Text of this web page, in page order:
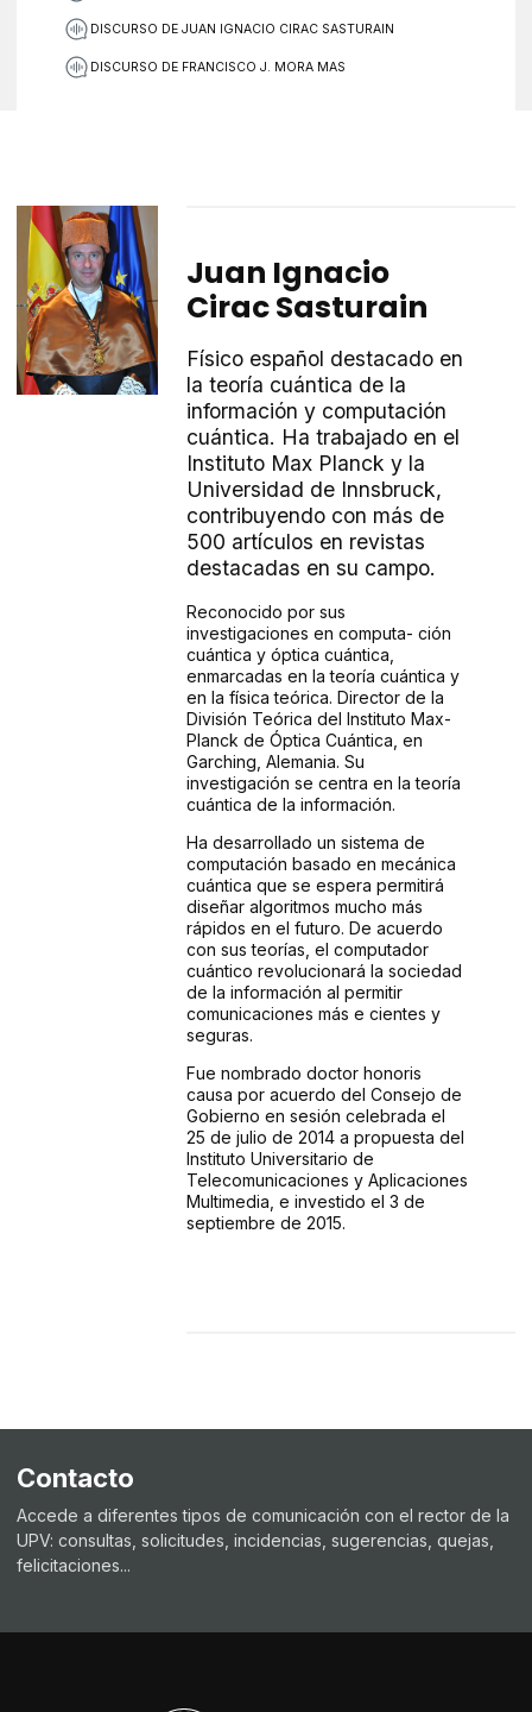
DISCURSO DE JUAN IGNACIO CIRAC SASTURAIN
DISCURSO DE FRANCISCO J. MORA MAS
Juan Ignacio
Cirac Sasturain
Físico español destacado en
la teoría cuántica de la
información y computación
cuántica. Ha trabajado en el
Instituto Max Planck y la
Universidad de Innsbruck,
contribuyendo con más de
500 artículos en revistas
destacadas en su campo.
Reconocido por sus
investigaciones en computa- ción
cuántica y óptica cuántica,
enmarcadas en la teoría cuántica y
en la física teórica. Director de la
División Teórica del Instituto Max-
Planck de Óptica Cuántica, en
Garching, Alemania. Su
investigación se centra en la teoría
cuántica de la información.
Ha desarrollado un sistema de
computación basado en mecánica
cuántica que se espera permitirá
diseñar algoritmos mucho más
rápidos en el futuro. De acuerdo
con sus teorías, el computador
cuántico revolucionará la sociedad
de la información al permitir
comunicaciones más e cientes y
seguras.
Fue nombrado doctor honoris
causa por acuerdo del Consejo de
Gobierno en sesión celebrada el
25 de julio de 2014 a propuesta del
Instituto Universitario de
Telecomunicaciones y Aplicaciones
Multimedia, e investido el 3 de
septiembre de 2015.
Contacto
Accede a diferentes tipos de comunicación con el rector de la
UPV: consultas, solicitudes, incidencias, sugerencias, quejas,
felicitaciones...